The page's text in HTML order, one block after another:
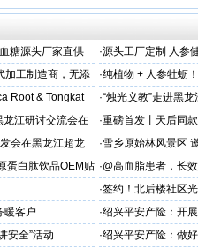
糖源头厂家直供 ·源头工厂定制 人参
出口优选
加工制造商，无添
·纯植物 + 人参牡蛎
力保驾护航
Root & Tongkat ·“烛光义教”走进黑
龙江研讨交流会在
引领胶原抗
·重磅首发丨天后同
上市！
会在黑龙江超龙
关学术交流
·雪乡原始林风景区
蛋白肽饮品OEM贴 ·@高血脂患者，长
·签约！北后楼社区
暖客户 ·绍兴平安产险：开
治工作
安全”活动 ·绍兴平安产险：做